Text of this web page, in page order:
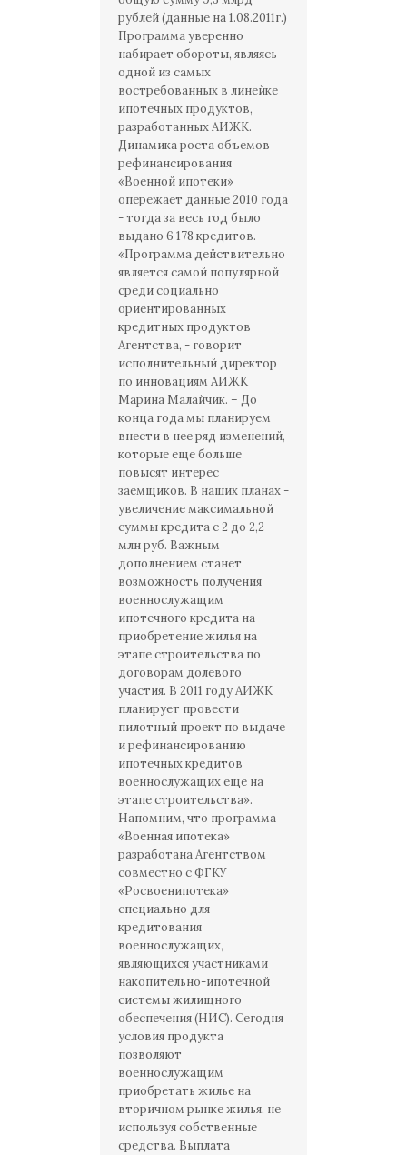
рублей (данные на 1.08.2011г.)
Программа уверенно
набирает обороты, являясь
одной из самых
востребованных в линейке
ипотечных продуктов,
разработанных АИЖК.
Динамика роста объемов
рефинансирования
«Военной ипотеки»
опережает данные 2010 года
- тогда за весь год было
выдано 6 178 кредитов.
«Программа действительно
является самой популярной
среди социально
ориентированных
кредитных продуктов
Агентства, - говорит
исполнительный директор
по инновациям АИЖК
Марина Малайчик. – До
конца года мы планируем
внести в нее ряд изменений,
которые еще больше
повысят интерес
заемщиков. В наших планах -
увеличение максимальной
суммы кредита с 2 до 2,2
млн руб. Важным
дополнением станет
возможность получения
военнослужащим
ипотечного кредита на
приобретение жилья на
этапе строительства по
договорам долевого
участия. В 2011 году АИЖК
планирует провести
пилотный проект по выдаче
и рефинансированию
ипотечных кредитов
военнослужащих еще на
этапе строительства».
Напомним, что программа
«Военная ипотека»
разработана Агентством
совместно с ФГКУ
«Росвоенипотека»
специально для
кредитования
военнослужащих,
являющихся участниками
накопительно-ипотечной
системы жилищного
обеспечения (НИС). Сегодня
условия продукта
позволяют
военнослужащим
приобретать жилье на
вторичном рынке жилья, не
используя собственные
средства. Выплата